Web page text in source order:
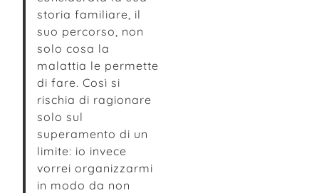
storia familiare, il
suo percorso, non
solo cosa la
malattia le permette
di fare. Così si
rischia di ragionare
solo sul
superamento di un
limite: io invece
vorrei organizzarmi
in modo da non